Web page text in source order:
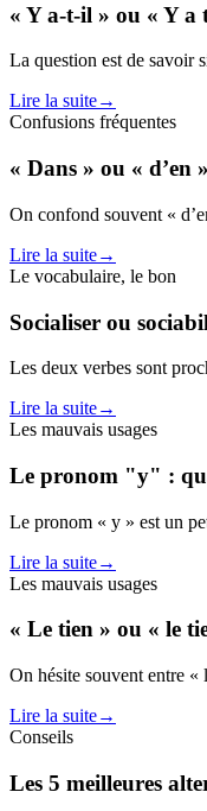
« Y a-t-il » ou « Y a
La question est de savoir
Lire la suite→
Confusions fréquentes
« Dans » ou « d’en
On confond souvent «
Lire la suite→
Le vocabulaire, le bon
Socialiser ou
Les deux verbes sont
Lire la suite→
Les mauvais usages
Le pronom "y" :
Le pronom « y » est un
Lire la suite→
Les mauvais usages
« Le tien » ou « le
On hésite souvent entre
Lire la suite→
Conseils
Les 5 meilleures